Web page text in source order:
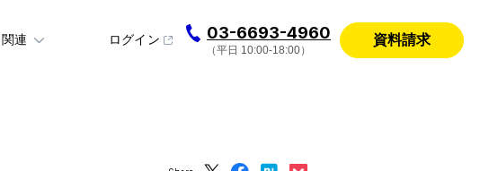
関連 ログイン 03-6693-4960
（平日 10:00-18:00）
資料請求